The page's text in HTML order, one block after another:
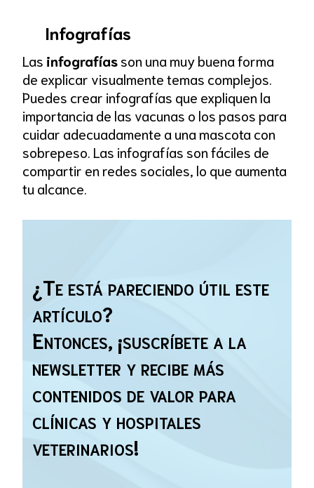
Infografías
Las infografíasson una muy buena forma
de explicar visualmente temas complejos.
Puedes crear infografías que expliquen la
importancia de las vacunas o los pasos para
cuidar adecuadamente a una mascota con
sobrepeso. Las infografías son fáciles de
compartir en redes sociales, lo que aumenta
tu alcance.
¿Te está pareciendo útil este
artículo?
Entonces, ¡suscríbete a la
newsletter y recibe más
contenidos de valor para
clínicas y hospitales
veterinarios!